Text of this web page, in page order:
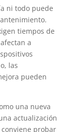
ni todo puede
tiempos de
a
las
pueden
una nueva
actualización
probar